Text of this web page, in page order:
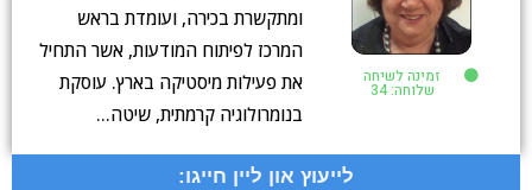
זמינה לשיחה
שלוחה: 34
ומתקשרת בכירה, ועומדת בראש
המרכז לפיתוח המודעות, אשר התחיל
את פעילות מיסטיקה בארץ. עוסקת
בנומרולוגיה קרמתית, שיטה…
לייעוץ און ליין חייגו: